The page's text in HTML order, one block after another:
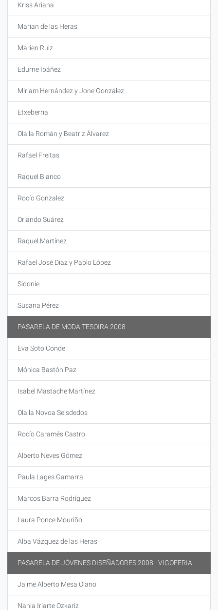
Kriss Ariana
Marian de las Heras
Marien Ruiz
Edurne Ibáñez
Miriam Hernández y Jone González
Etxeberria
Olalla Román y Beatriz Álvarez
Rafael Freitas
Raquel Blanco
Rocío Gonzalez
Orlando Suárez
Raquel Martínez
Rafael José Diaz y Pablo López
Sidonie
Susana Pérez
PASARELA DE MODA TESOIRA 2008
Eva Soto Conde
Mónica Bastón Paz
Isabel Mastache Martínez
Olalla Novoa Seisdedos
Rocío Caramés Castro
Alberto Neves Gómez
Paula Lages Gamarra
Marcos Barra Rodríguez
Laura Ponce Mouriño
Alba Vázquez de las Heras
PASARELA DE JÓVENES DISEÑADORES 2008 - VIGOFERIA
Jaime Alberto Mesa Olano
Nahia Iriarte Ozkariz